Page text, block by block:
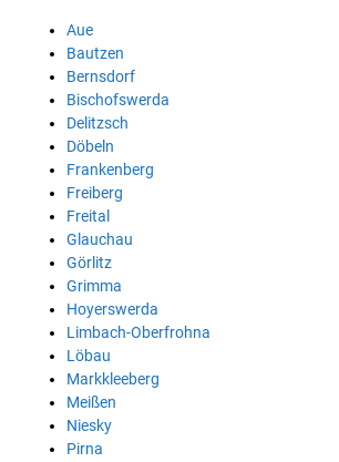
Aue
Bautzen
Bernsdorf
Bischofswerda
Delitzsch
Döbeln
Frankenberg
Freiberg
Freital
Glauchau
Görlitz
Grimma
Hoyerswerda
Limbach-Oberfrohna
Löbau
Markkleeberg
Meißen
Niesky
Pirna